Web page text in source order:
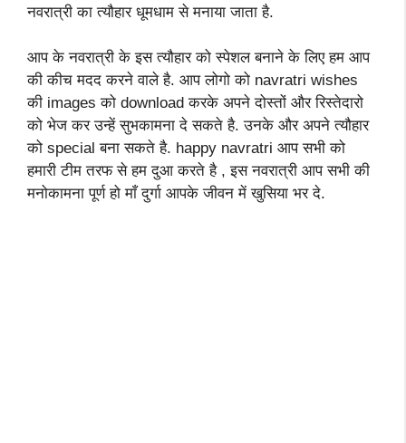
नवरात्री का त्यौहार धूमधाम से मनाया जाता है.
आप के नवरात्री के इस त्यौहार को स्पेशल बनाने के लिए हम आप
की कीच मदद करने वाले है. आप लोगो को navratri wishes
की images को download करके अपने दोस्तों और रिस्तेदारो
को भेज कर उन्हें सुभकामना दे सकते है. उनके और अपने त्यौहार
को special बना सकते है. happy navratri आप सभी को
हमारी टीम तरफ से हम दुआ करते है , इस नवरात्री आप सभी की
मनोकामना पूर्ण हो माँ दुर्गा आपके जीवन में खुसिया भर दे.